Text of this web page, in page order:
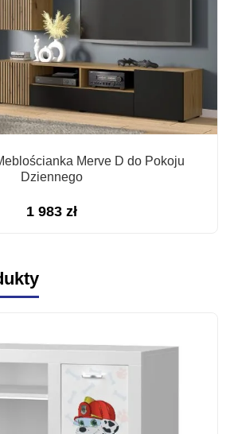
Merve D do Pokoju
Dziennego
1 983 zł